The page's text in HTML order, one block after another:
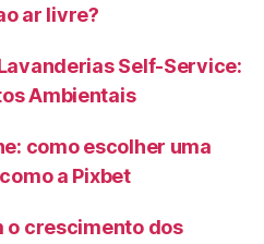
ar livre?
Self-Service:
Ambientais
como escolher uma
a Pixbet
o crescimento dos